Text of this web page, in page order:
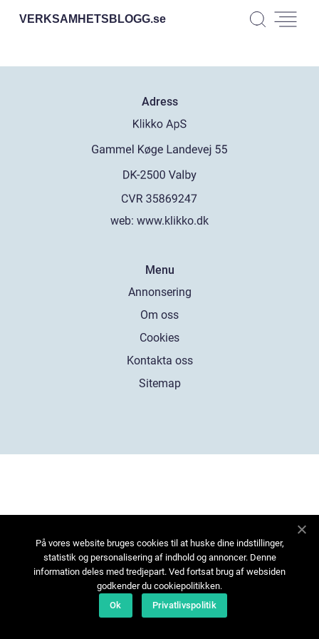
VERKSAMHETSBLOGG.se
Adress
web: www.klikko.dk
Menu
Annonsering
Om oss
Cookies
Kontakta oss
Sitemap
På vores website bruges cookies til at huske dine indstillinger,
statistik og personalisering af indhold og annoncer. Denne
information deles med tredjepart. Ved fortsat brug af websiden
godkender du cookiepolitikken.
Ok
Privatlivspolitik